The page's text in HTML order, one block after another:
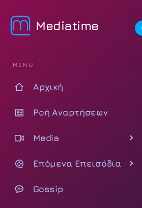
Mediatime
MENU
Αρχική
Ροή Αναρτήσεων
Media
Επόμενα Επεισόδια
Gossip